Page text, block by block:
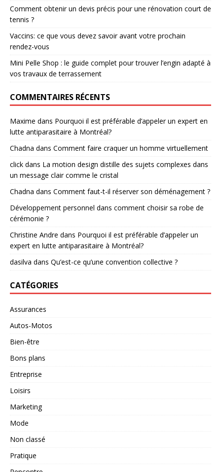
Comment obtenir un devis précis pour une rénovation court de
tennis ?
Vaccins: ce que vous devez savoir avant votre prochain
rendez-vous
Mini Pelle Shop : le guide complet pour trouver l’engin adapté à
vos travaux de terrassement
COMMENTAIRES RÉCENTS
Maxime dans Pourquoi il est préférable d’appeler un expert en
lutte antiparasitaire à Montréal?
Chadna dans Comment faire craquer un homme virtuellement
click dans La motion design distille des sujets complexes dans
un message clair comme le cristal
Chadna dans Comment faut-t-il réserver son déménagement ?
Développement personnel dans comment choisir sa robe de
cérémonie ?
Christine Andre dans Pourquoi il est préférable d’appeler un
expert en lutte antiparasitaire à Montréal?
dasilva dans Qu’est-ce qu’une convention collective ?
CATÉGORIES
Assurances
Autos-Motos
Bien-être
Bons plans
Entreprise
Loisirs
Marketing
Mode
Non classé
Pratique